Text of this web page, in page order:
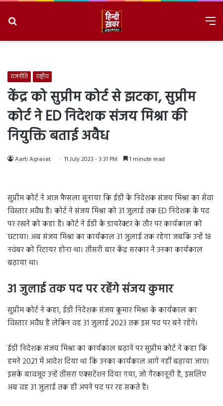
राजनीति राष्ट्रीय
केंद्र को सुप्रीम कोर्ट से झटका, सुप्रीम
कोर्ट ने ED निदेशक संजय मिश्रा की
नियुक्ति बताई अवैध
Aarti Agravat 11 July 2023 - 3:31 PM 1 minute read
सुप्रीम कोर्ट ने आज फैसला सुनाया कि ईडी के निदेशक संजय मिश्रा का सेवा
विस्तार अवैध है। कोर्ट ने संजय मिश्रा को 31 जुलाई तक ED निदेशक के पद
पर रखने को कहा है। कोर्ट ने ईडी के डायरेक्टर के तौर पर कार्यकाल को
घटाया। अब संजय मिश्रा का कार्यकाल 31 जुलाई तक रहेगा जबकि उन्हें 18
नवंबर को रिटायर होना था। तीसरी बार केंद्र सरकार ने उनका कार्यकाल
बढ़ाया था।
31जुलाई तक पद पर रहेंगे संजय कुमार
सुप्रीम कोर्ट ने कहा, ईडी निदेशक संजय कुमार मिश्रा के कार्यकाल का
विस्तार अवैध है लेकिन वह 31 जुलाई 2023 तक इस पद पर बने रहेंगे।
ईडी निदेशक संजय मिश्रा का कार्यकाल बढ़ाने पर सुप्रीम कोर्ट ने कहा कि
हमने 2021 में आदेश दिया था कि उनका कार्यकाल आगे नहीं बढ़ाया जाए।
इसके बावजूद उन्हें तीसरा एक्सटेंशन दिया गया, जो गैरकानूनी है, इसलिए
अब वह 31 जुलाई तक ही अपने पद पर रह सकते हैं।